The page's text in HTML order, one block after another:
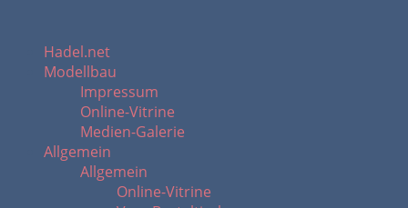
Hadel.net
Modellbau
Impressum
Online-Vitrine
Medien-Galerie
Allgemein
Allgemein
Online-Vitrine